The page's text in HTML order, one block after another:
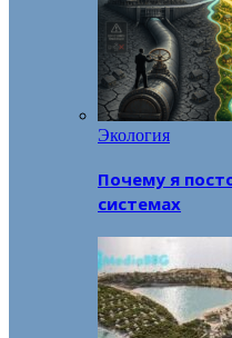
Экология
Почему я
системах